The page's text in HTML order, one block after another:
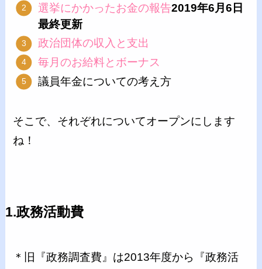
選挙にかかったお金の報告2019年6月6日
最終更新
政治団体の収入と支出
毎月のお給料とボーナス
議員年金についての考え方
そこで、それぞれについてオープンにします
ね！
1.政務活動費
＊旧『政務調査費』は2013年度から『政務活